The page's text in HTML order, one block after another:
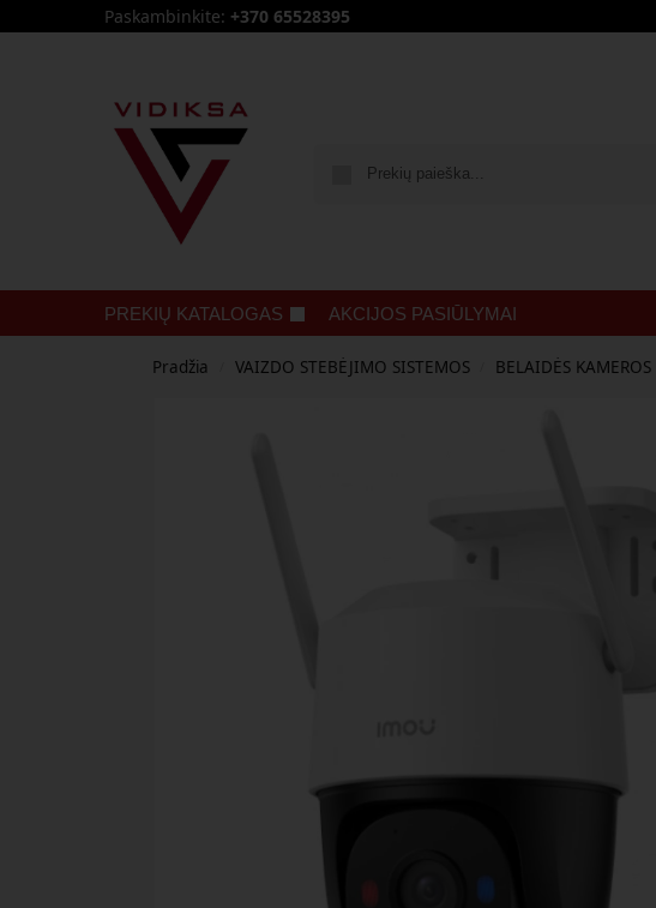
Paskambinkite: +370 65528395
PREKIŲ KATALOGAS AKCIJOS PASIŪLYMAI
Pradžia VAIZDO STEBĖJIMO SISTEMOS BELAIDĖS KAMEROS